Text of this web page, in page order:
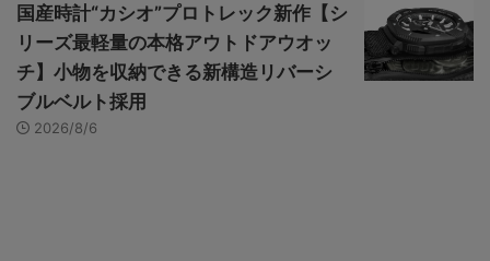
国産時計“カシオ”プロトレック新作【シ
リーズ最軽量の本格アウトドアウオッ
チ】小物を収納できる新構造リバーシ
ブルベルト採用
2026/8/6